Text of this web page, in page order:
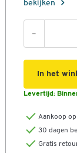
bekijken
-
In het
Levertijd:
Aankoop
30 dagen
Gratis